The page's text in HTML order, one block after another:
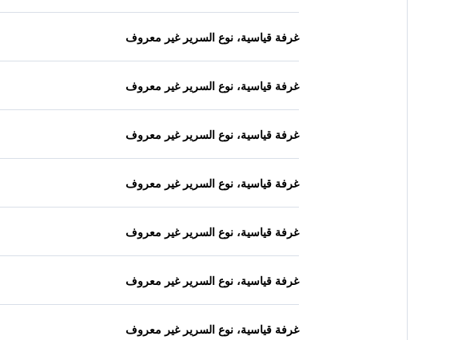
غرفة قياسية، نوع السرير غير معروف
غرفة قياسية، نوع السرير غير معروف
غرفة قياسية، نوع السرير غير معروف
غرفة قياسية، نوع السرير غير معروف
غرفة قياسية، نوع السرير غير معروف
غرفة قياسية، نوع السرير غير معروف
غرفة قياسية، نوع السرير غير معروف